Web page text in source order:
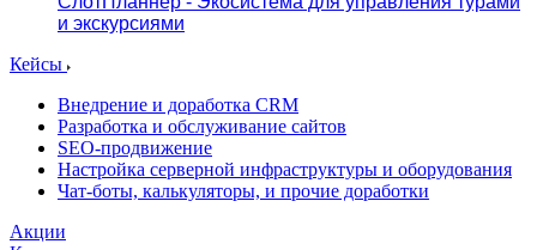
и экскурсиями
Кейсы
Внедрение и доработка CRM
Разработка и обслуживание сайтов
SEO-продвижение
Настройка серверной инфраструктуры и оборудования
Чат-боты, калькуляторы, и прочие доработки
Акции